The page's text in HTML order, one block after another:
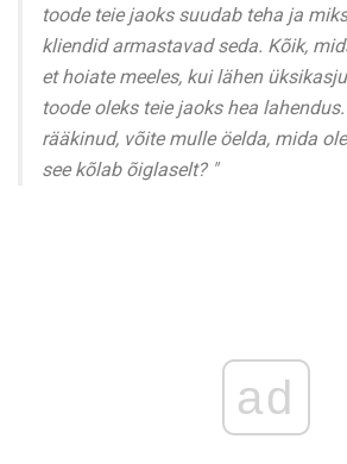
toode teie jaoks suudab teha ja
kliendid armastavad seda. Kõik,
et hoiate meeles, kui lähen
toode oleks teie jaoks hea
rääkinud, võite mulle öelda, mida
see kõlab õiglaselt? "
ad